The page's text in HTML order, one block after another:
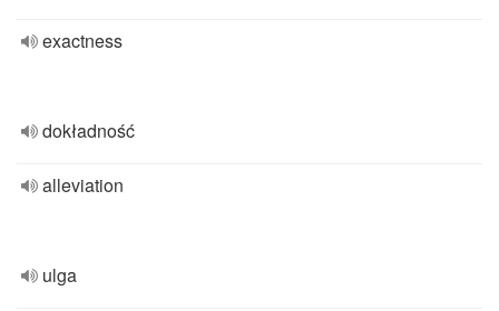
exactness
dokładność
alleviation
ulga